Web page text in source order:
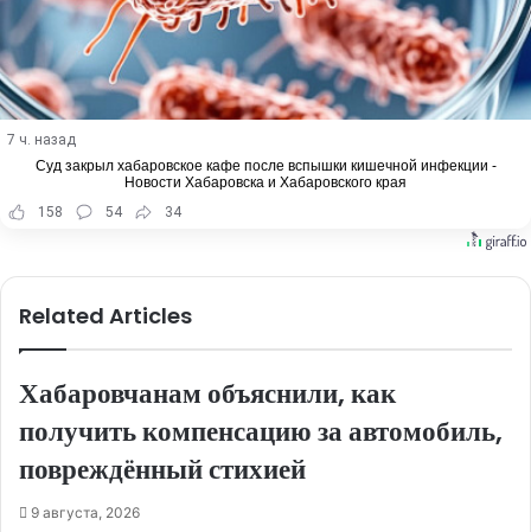
7 ч. назад
Суд закрыл хабаровское кафе после вспышки кишечной инфекции -
Новости Хабаровска и Хабаровского края
158
54 34
Related Articles
Хабаровчанам объяснили, как
получить компенсацию за автомобиль,
повреждённый стихией
9 августа, 2026